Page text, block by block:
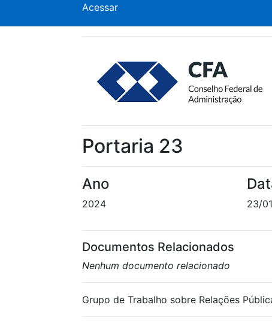
Acessar
Portaria 23
Ano
2024 23/
Documentos Relacionados
Nenhum documento relacionado
Grupo de Trabalho sobre Relações